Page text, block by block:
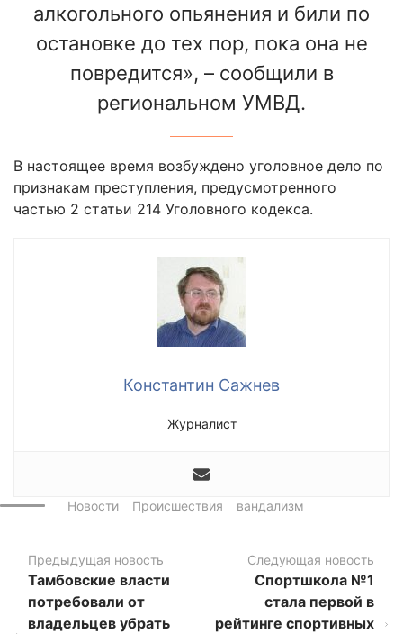
алкогольного опьянения и били по
остановке до тех пор, пока она не
повредится», – сообщили в
региональном УМВД.
В настоящее время возбуждено уголовное дело по
признакам преступления, предусмотренного
частью 2 статьи 214 Уголовного кодекса.
Константин Сажнев
Журналист
Новости Происшествия вандализм
Предыдущая новость
Тамбовские власти
потребовали от
владельцев убрать
Следующая новость
Спортшкола №1
стала первой в
рейтинге спортивных